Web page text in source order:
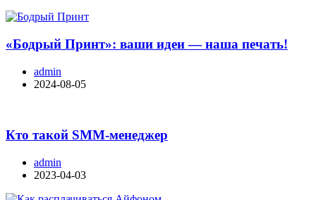
«Бодрый Принт»: ваши идеи — наша печать!
admin
2024-08-05
Кто такой SMM-менеджер
admin
2023-04-03